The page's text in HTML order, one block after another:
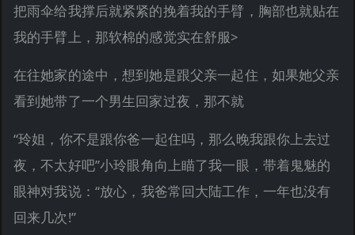
把雨伞给我撑后就紧紧的挽着我的手臂，胸部也就贴在
我的手臂上，那软棉的感觉实在舒服>
在往她家的途中，想到她是跟父亲一起住，如果她父亲
看到她带了一个男生回家过夜，那不就
“玲姐，你不是跟你爸一起住吗，那么晚我跟你上去过
夜，不太好吧”小玲眼角向上瞄了我一眼，带着鬼魅的
眼神对我说：“放心，我爸常回大陆工作，一年也没有
回来几次!”